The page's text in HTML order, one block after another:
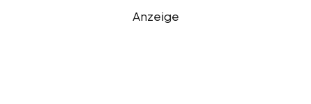
Anzeige